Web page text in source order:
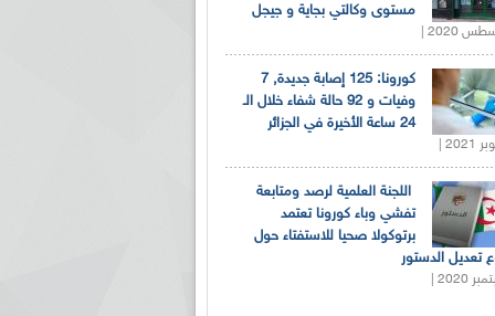
مستوى وكالتي بجاية و جيجل
كورونا: 125 إصابة جديدة, 7
وفيات و 92 حالة شفاء خلال الـ
24 ساعة الأخيرة في الجزائر
اللجنة العلمية لرصد ومتابعة
تفشي وباء كورونا تعتمد
برتوكولا صحيا للاستفتاء حول
تعديل الدستور